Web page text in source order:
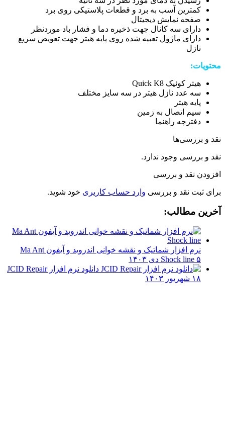
کمترین آسب به برد و قطعات پلاستیکی روی برد
صفحه نمایش دیجیتال
دارای سه کانال جهت ذخیره دما و فشار باد موردنظر
دارای ماژول تعبیه شده روی پایه هیتر جهت تعویض سریع
نازل
محتویات:
هیتر کوئیک Quick K8
سه عدد نازل هیتر در سه سایز مختلف
پایه هیتر
سیم اتصال به زمین
دفترچه راهنما
نقد و بررسی‌ها
نقد و بررسی وجود ندارد.
افزودن نقد و بررسی
برای ثبت نقد و بررسی وارد حساب کاربری خود شوید.
آخرین مطالب:
نرم افزار شماتیک و نقشه خوانی اندروید و آیفون Ma Ant
Shock line ۵ دی ۱۴۰۳
دانلود نرم افزار JCID Repair
۱۸ شهریور ۱۴۰۳